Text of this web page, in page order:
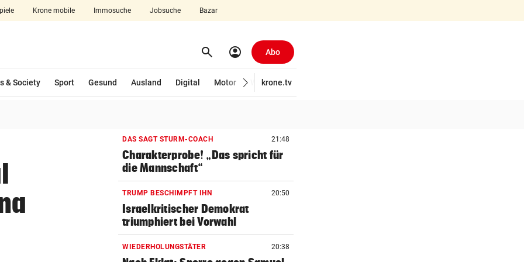
Krone mobile Immosuche Jobsuche Bazar
aufklappen search Suchen
account_circle Abo
& Society
Sport Gesund Ausland Digital Motor Wirtschaft
krone.tv
DAS SAGT STURM-COACH 21:48
Charakterprobe! „Das spricht für
die Mannschaft“
TRUMP BESCHIMPFT IHN 20:50
Israelkritischer Demokrat
triumphiert bei Vorwahl
WIEDERHOLUNGSTÄTER 20:38